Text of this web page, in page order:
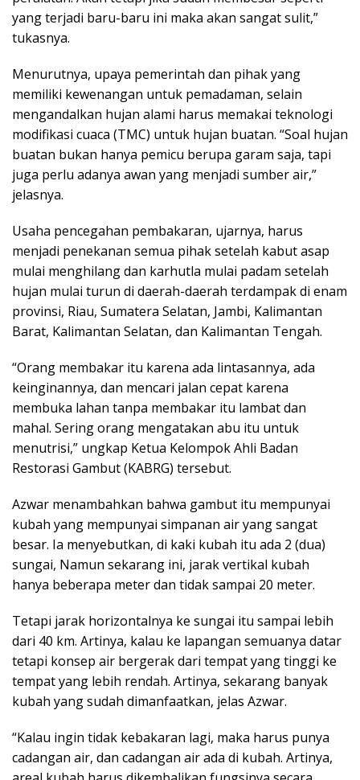
yang terjadi baru-baru ini maka akan sangat sulit,”
tukasnya.
Menurutnya, upaya pemerintah dan pihak yang
memiliki kewenangan untuk pemadaman, selain
mengandalkan hujan alami harus memakai teknologi
modifikasi cuaca (TMC) untuk hujan buatan. “Soal hujan
buatan bukan hanya pemicu berupa garam saja, tapi
juga perlu adanya awan yang menjadi sumber air,”
jelasnya.
Usaha pencegahan pembakaran, ujarnya, harus
menjadi penekanan semua pihak setelah kabut asap
mulai menghilang dan karhutla mulai padam setelah
hujan mulai turun di daerah-daerah terdampak di enam
provinsi, Riau, Sumatera Selatan, Jambi, Kalimantan
Barat, Kalimantan Selatan, dan Kalimantan Tengah.
“Orang membakar itu karena ada lintasannya, ada
keinginannya, dan mencari jalan cepat karena
membuka lahan tanpa membakar itu lambat dan
mahal. Sering orang mengatakan abu itu untuk
menutrisi,” ungkap Ketua Kelompok Ahli Badan
Restorasi Gambut (KABRG) tersebut.
Azwar menambahkan bahwa gambut itu mempunyai
kubah yang mempunyai simpanan air yang sangat
besar. Ia menyebutkan, di kaki kubah itu ada 2 (dua)
sungai, Namun sekarang ini, jarak vertikal kubah
hanya beberapa meter dan tidak sampai 20 meter.
Tetapi jarak horizontalnya ke sungai itu sampai lebih
dari 40 km. Artinya, kalau ke lapangan semuanya datar
tetapi konsep air bergerak dari tempat yang tinggi ke
tempat yang lebih rendah. Artinya, sekarang banyak
kubah yang sudah dimanfaatkan, jelas Azwar.
“Kalau ingin tidak kebakaran lagi, maka harus punya
cadangan air, dan cadangan air ada di kubah. Artinya,